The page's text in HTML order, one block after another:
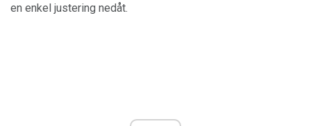
en enkel justering nedåt.